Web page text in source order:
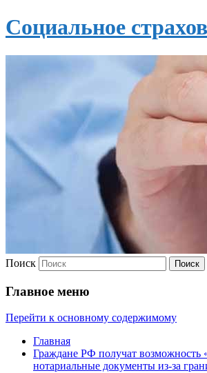
Социальное
Поиск
Главное меню
Перейти к основному содержимому
Главная
Граждане РФ получат возможность
нотариальные документы из-за